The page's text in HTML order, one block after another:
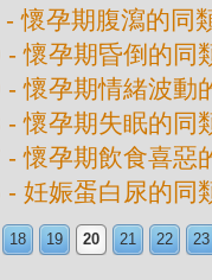
- 懷孕期腹瀉的同
- 懷孕期昏倒的同
- 懷孕期情緒波動
- 懷孕期失眠的同
- 懷孕期飲食喜惡
- 妊娠蛋白尿的同
18 19 20 21 22 23